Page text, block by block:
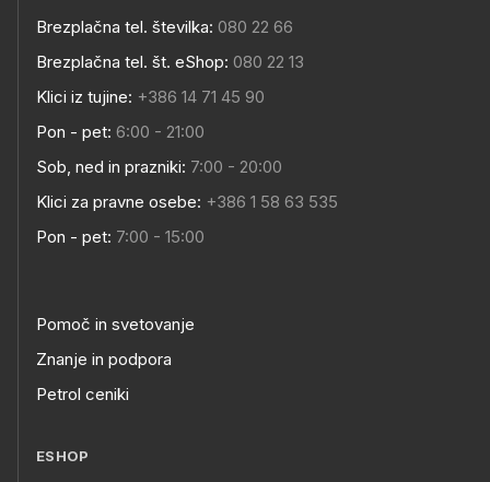
Brezplačna tel. številka: 080 22 66
Brezplačna tel. št. eShop: 080 22 13
Klici iz tujine: +386 14 71 45 90
Pon - pet: 6:00 - 21:00
Sob, ned in prazniki: 7:00 - 20:00
Klici za pravne osebe: +386 1 58 63 535
Pon - pet: 7:00 - 15:00
Pomoč in svetovanje
Znanje in podpora
Petrol ceniki
ESHOP